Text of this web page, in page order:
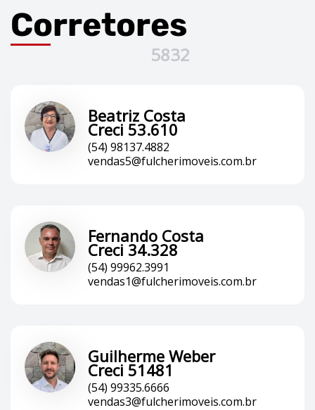
Corretores
5832
Beatriz Costa
Creci 53.610
(54) 98137.4882
vendas5@fulcherimoveis.com.br
Fernando Costa
Creci 34.328
(54) 99962.3991
vendas1@fulcherimoveis.com.br
Guilherme Weber
Creci 51481
(54) 99335.6666
vendas3@fulcherimoveis.com.br